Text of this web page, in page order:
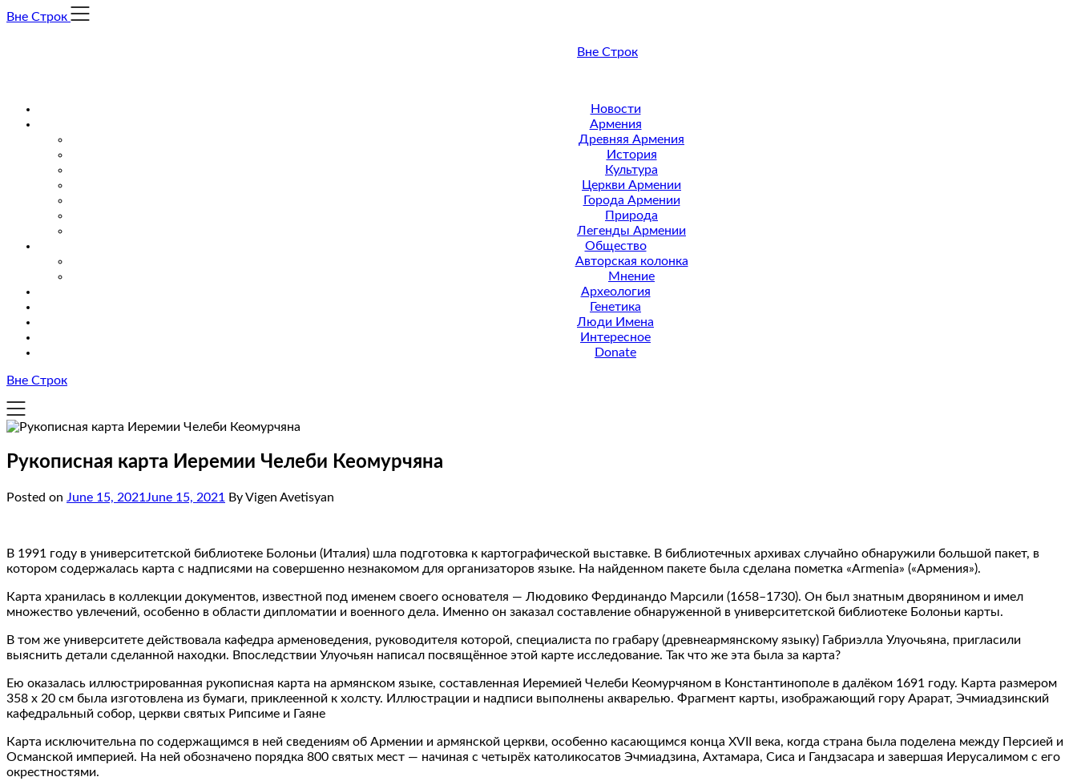
Skip
Вне Строк
Вне Строк
Новости
Армения
Древняя Армения
История
Культура
Церкви Армении
Города Армении
Природа
Легенды Армении
Общество
Авторская колонка
Мнение
Археология
Генетика
Люди Имена
Интересное
Donate
Вне Строк
Рукописная карта Иеремии Челеби Кеомурчяна
Posted on June 15, 2021 June 15, 2021 By Vigen Avetisyan
В 1991 году в университетской библиотеке Болоньи (Италия) шла подготовка к картографической выставке. В библиотечных архивах случайно обнаружили большой пакет, в
котором содержалась карта с надписями на совершенно незнакомом для организаторов языке. На найденном пакете была сделана пометка «Armenia» («Армения»).
Карта хранилась в коллекции документов, известной под именем своего основателя — Людовико Фердинандо Марсили (1658–1730). Он был знатным дворянином и имел
множество увлечений, особенно в области дипломатии и военного дела. Именно он заказал составление обнаруженной в университетской библиотеке Болоньи карты.
В том же университете действовала кафедра арменоведения, руководителя которой, специалиста по грабару (древнеармянскому языку) Габриэлла Улуочьяна, пригласили
выяснить детали сделанной находки. Впоследствии Улуочьян написал посвящённое этой карте исследование. Так что же эта была за карта?
Ею оказалась иллюстрированная рукописная карта на армянском языке, составленная Иеремией Челеби Кеомурчяном в Константинополе в далёком 1691 году. Карта размером
358 x 20 см была изготовлена из бумаги, приклеенной к холсту. Иллюстрации и надписи выполнены акварелью. Фрагмент карты, изображающий гору Арарат, Эчмиадзинский
кафедральный собор, церкви святых Рипсиме и Гаяне
Карта исключительна по содержащимся в ней сведениям об Армении и армянской церкви, особенно касающимся конца XVII века, когда страна была поделена между Персией и
Османской империей. На ней обозначено порядка 800 святых мест — начиная с четырёх католикосатов Эчмиадзина, Ахтамара, Сиса и Гандзасара и завершая Иерусалимом с его
окрестностями.